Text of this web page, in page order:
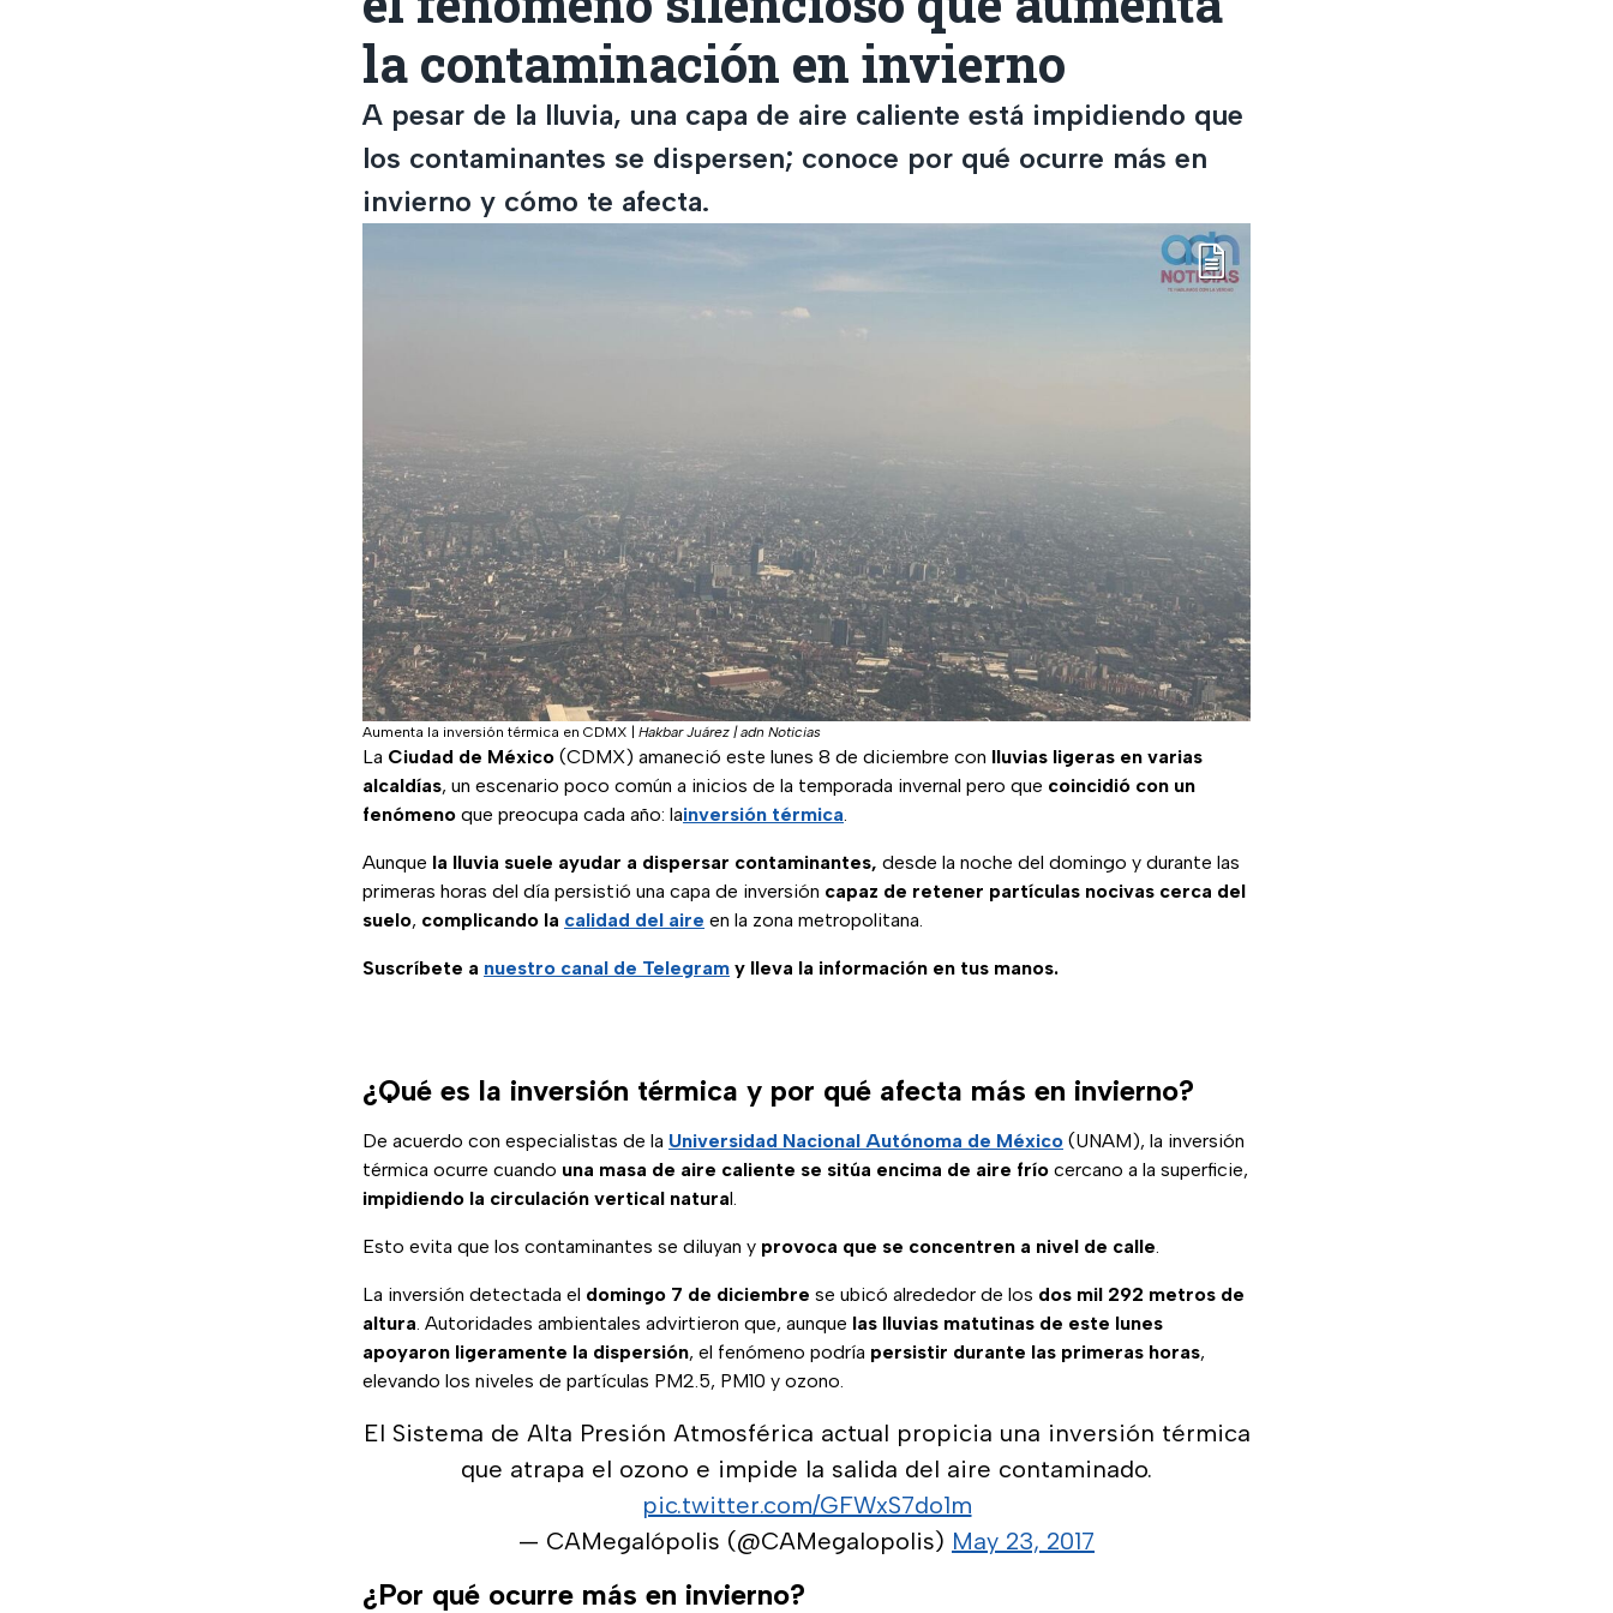
la contaminación en invierno
A pesar de la lluvia, una capa de aire caliente está impidiendo que
los contaminantes se dispersen; conoce por qué ocurre más en
invierno y cómo te afecta.
Aumenta la inversión térmica en CDMX Hakbar Juárez | adn Noticias
La Ciudad de México (CDMX) amaneció este lunes 8 de diciembre con lluvias ligeras en varias
alcaldías, un escenario poco común a inicios de la temporada invernal pero que coincidió con un
fenómeno que preocupa cada año: lainversión térmica.
Aunque la lluvia suele ayudar a dispersar contaminantes, desde la noche del domingo y durante las
primeras horas del día persistió una capa de inversión capaz de retener partículas nocivas cerca del
suelo, complicando la calidad del aire en la zona metropolitana.
Suscríbete a nuestro canal de Telegram y lleva la información en tus manos.
¿Qué es la inversión térmica y por qué afecta más en invierno?
De acuerdo con especialistas de la Universidad Nacional Autónoma de México (UNAM), la inversión
térmica ocurre cuando una masa de aire caliente se sitúa encima de aire frío cercano a la superficie,
impidiendo la circulación vertical natural.
Esto evita que los contaminantes se diluyan y provoca que se concentren a nivel de calle.
La inversión detectada el domingo 7 de diciembre se ubicó alrededor de los dos mil 292 metros de
altura. Autoridades ambientales advirtieron que, aunque las lluvias matutinas de este lunes
apoyaron ligeramente la dispersión, el fenómeno podría persistir durante las primeras horas,
elevando los niveles de partículas PM2.5, PM10 y ozono.
El Sistema de Alta Presión Atmosférica actual propicia una inversión térmica
que atrapa el ozono e impide la salida del aire contaminado.
pic.twitter.com/GFWxS7do1m
— CAMegalópolis (@CAMegalopolis) May 23, 2017
¿Por qué ocurre más en invierno?